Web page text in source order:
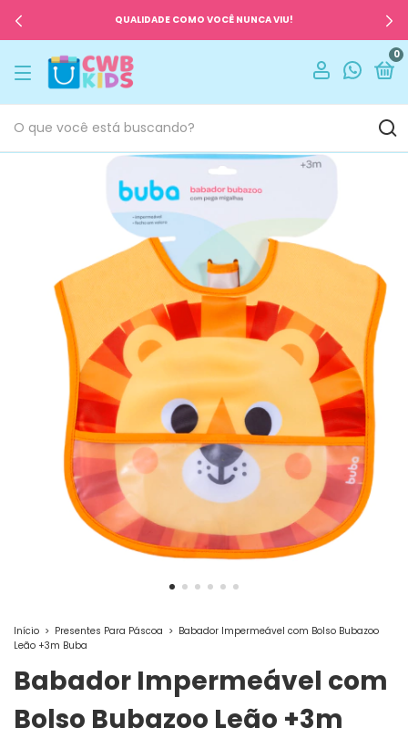
QUALIDADE COMO VOCÊ NUNCA VIU!
0
Início > Presentes Para Páscoa > Babador Impermeável com Bolso Bubazoo
Leão +3m Buba
Babador Impermeável com
Bolso Bubazoo Leão +3m